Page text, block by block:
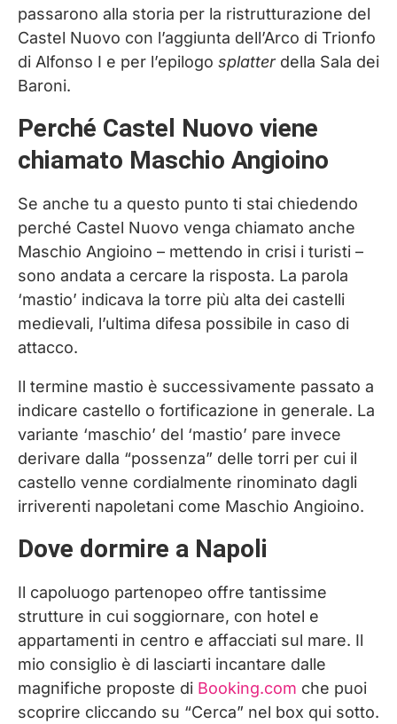
passarono alla storia per la ristrutturazione del
Castel Nuovo con l’aggiunta dell’Arco di Trionfo
di Alfonso I e per l’epilogo splatterdella Sala dei
Baroni.
Perché Castel Nuovo viene
chiamato Maschio Angioino
Se anche tu a questo punto ti stai chiedendo
perché Castel Nuovo venga chiamato anche
Maschio Angioino – mettendo in crisi i turisti –
sono andata a cercare la risposta. La parola
‘mastio’ indicava la torre più alta dei castelli
medievali, l’ultima difesa possibile in caso di
attacco.
Il termine mastio è successivamente passato a
indicare castello o fortificazione in generale. La
variante ‘maschio’ del ‘mastio’ pare invece
derivare dalla “possenza” delle torri per cui il
castello venne cordialmente rinominato dagli
irriverenti napoletani come Maschio Angioino.
Dove dormire a Napoli
Il capoluogo partenopeo offre tantissime
strutture in cui soggiornare, con hotel e
appartamenti in centro e affacciati sul mare. Il
mio consiglio è di lasciarti incantare dalle
magnifiche proposte di Booking.com che puoi
scoprire cliccando su “Cerca” nel box qui sotto.